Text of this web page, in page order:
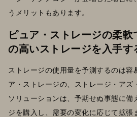
うメリットもあります。
ピュア・ストレージの柔
の高いストレージを入手す
ストレージの使用量を予測するのは容
ア・ストレージの、ストレージ・アズ
ソリューションは、予期せぬ事態に備
ジを購入し、需要の変化に応じて拡張